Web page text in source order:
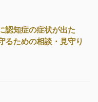
認知症の症状が出た
るための相談・見守り